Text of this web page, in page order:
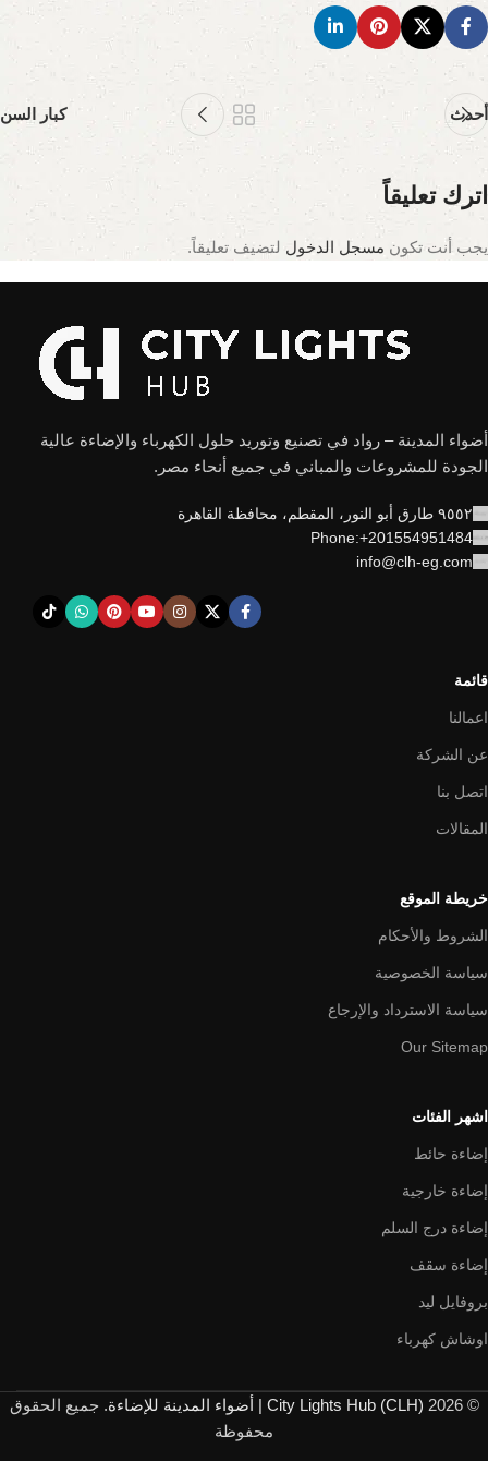
أحدث كبار السن
اترك تعليقاً
يجب أنت تكون مسجل الدخول لتضيف تعليقاً.
أضواء المدينة – رواد في تصنيع وتوريد حلول الكهرباء والإضاءة عالية
الجودة للمشروعات والمباني في جميع أنحاء مصر.
٩٥٥٢ طارق أبو النور، المقطم، محافظة القاهرة
Phone:+201554951484
info@clh-eg.com
قائمة
اعمالنا
عن الشركة
اتصل بنا
المقالات
خريطة الموقع
الشروط والأحكام
سياسة الخصوصية
سياسة الاسترداد والإرجاع
Our Sitemap
اشهر الفئات
إضاءة حائط
إضاءة خارجية
إضاءة درج السلم
إضاءة سقف
بروفايل ليد
اوشاش كهرباء
© 2026 City Lights Hub (CLH) | أضواء المدينة للإضاءة
. جميع الحقوق
محفوظة